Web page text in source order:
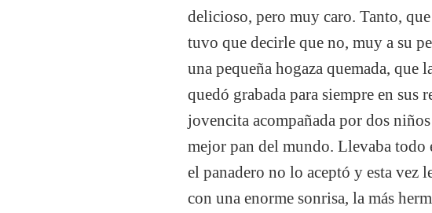
delicioso, pero muy caro. Tanto,
tuvo que decirle que no, muy a su
una pequeña hogaza quemada, que
quedó grabada para siempre en sus
jovencita acompañada por dos
mejor pan del mundo. Llevaba todo
el panadero no lo aceptó y esta vez
con una enorme sonrisa, la más